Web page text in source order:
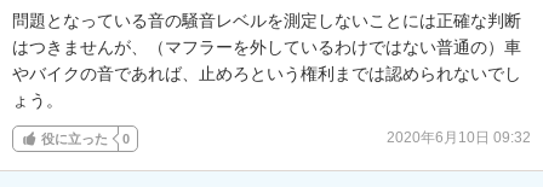
問題となっている音の騒音レベルを測定しないことには正確な判断
はつきませんが、（マフラーを外しているわけではない普通の）車
やバイクの音であれば、止めろという権利までは認められないでし
ょう。
役に立った 0 2020年6月10日 09:32